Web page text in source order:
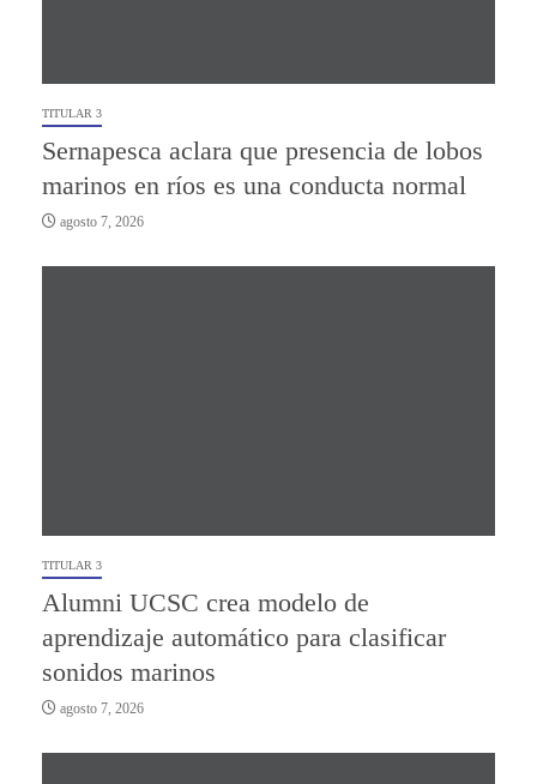
TITULAR 3
Sernapesca aclara que presencia de lobos
marinos en ríos es una conducta normal
agosto 7, 2026
TITULAR 3
Alumni UCSC crea modelo de
aprendizaje automático para clasificar
sonidos marinos
agosto 7, 2026